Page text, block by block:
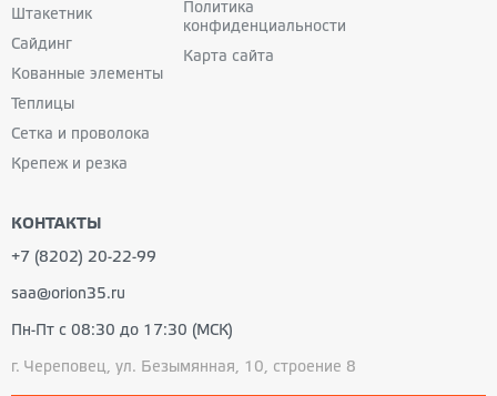
Штакетник
Сайдинг
Кованные элементы
Теплицы
Сетка и проволока
Крепеж и резка
Политика
конфиденциальности
Карта сайта
КОНТАКТЫ
+7 (8202) 20-22-99
saa@orion35.ru
Пн-Пт с 08:30 до 17:30 (МСК)
г. Череповец, ул. Безымянная, 10, строение 8